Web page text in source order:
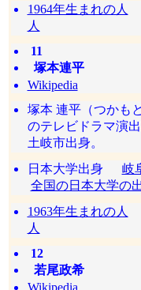
1964年生まれの人
人
11
塚本連平
Wikipedia
塚本 連平（つかも
のテレビドラマ演
土岐市出身。
日本大学出身 岐
全国の日本大学の
1963年生まれの人
人
12
若尾政希
Wikipedia